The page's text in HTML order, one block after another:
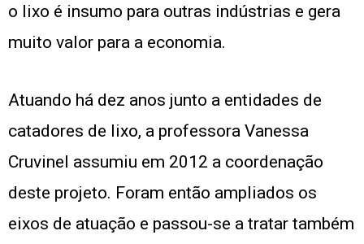
o lixo é insumo para outras indústrias e gera
muito valor para a economia.
Atuando há dez anos junto a entidades de
catadores de lixo, a professora Vanessa
Cruvinel assumiu em 2012 a coordenação
deste projeto. Foram então ampliados os
eixos de atuação e passou-se a tratar também